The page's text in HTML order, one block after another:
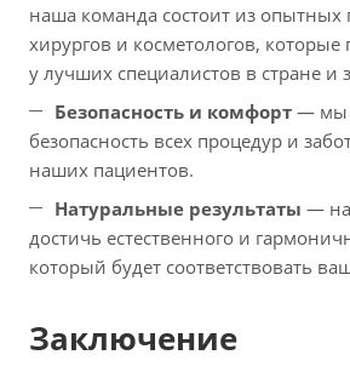
наша команда состоит из опытных
хирургов и косметологов,
у лучших специалистов в стране и
Безопасность и комфорт — мы
безопасность всех процедур и
наших пациентов.
Натуральные результаты —
достичь естественного и
который будет соответствовать
Заключение